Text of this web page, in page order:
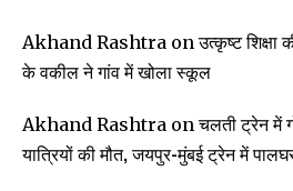
Akhand Rashtra onउत्कृष्ट
के वकील ने गांव में खोला स्कूल
Akhand Rashtra onचलती ट्रेन में
यात्रियों की मौत, जयपुर-मुंबई ट्रेन में